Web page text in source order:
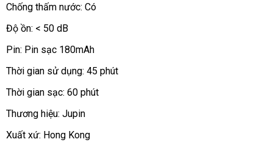
cao
các
gái.
Chống thấm nước: Có
Độ ồn: < 50 dB
Pin: Pin sạc 180mAh
Thời gian sử dụng: 45 phút
Thời gian sạc: 60 phút
Thương hiệu: Jupin
Xuất xứ: Hong Kong